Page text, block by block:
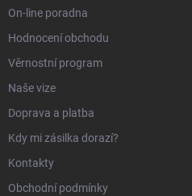
On-line poradna
Hodnocení obchodu
Věrnostní program
Naše vize
Doprava a platba
Kdy mi zásilka dorazí?
Kontakty
Obchodní podmínky